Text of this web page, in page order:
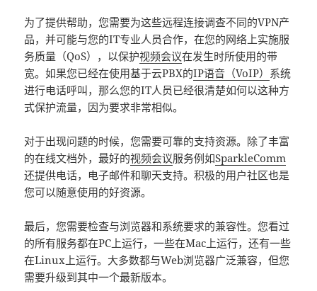
为了提供帮助，您需要为这些远程连接调查不同的VPN产
品，并可能与您的IT专业人员合作，在您的网络上实施服
务质量（QoS），以保护视频会议在发生时所使用的带
宽。如果您已经在使用基于云PBX的IP语音（VoIP） 系统
进行电话呼叫，那么您的IT人员已经很清楚如何以这种方
式保护流量，因为要求非常相似。
对于出现问题的时候，您需要可靠的支持资源。除了丰富
的在线文档外，最好的视频会议服务例如SparkleComm
还提供电话，电子邮件和聊天支持。积极的用户社区也是
您可以随意使用的好资源。
最后，您需要检查与浏览器和系统要求的兼容性。您看过
的所有服务都在PC上运行，一些在Mac上运行，还有一些
在Linux上运行。大多数都与Web浏览器广泛兼容，但您
需要升级到其中一个最新版本。